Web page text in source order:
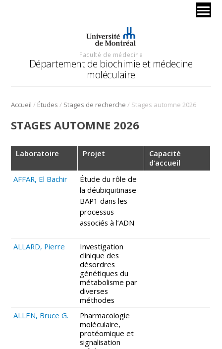
Faculté de médecine
Département de biochimie et médecine
moléculaire
Accueil / Études / Stages de recherche / Stages automne 2026
STAGES AUTOMNE 2026
Laboratoire Projet
Capacité
d’accueil
AFFAR, El Bachir
Étude du rôle de
la déubiquitinase
BAP1 dans les
processus
associés à l’ADN
ALLARD, Pierre
Investigation
clinique des
désordres
génétiques du
métabolisme par
diverses
méthodes
ALLEN, Bruce G.
Pharmacologie
moléculaire,
protéomique et
signalisation